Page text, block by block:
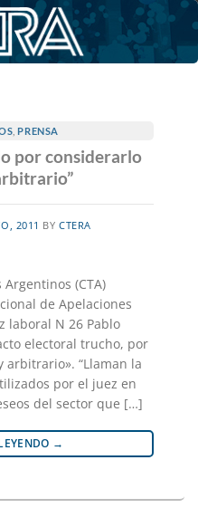
,PRENSA
por considerarlo
2011 BYCTERA
(CTA)
de Apelaciones
laboral N 26 Pablo
electoral trucho, por
arbitrario». “Llaman la
por el juez en
del sector que […]
→